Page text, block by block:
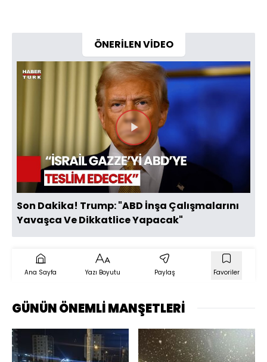
ÖNERİLEN VİDEO
Videoyu
Oynat
Son Dakika! Trump: "ABD İnşa Çalışmalarını
Yavaşca Ve Dikkatlice Yapacak"
Ana Sayfa Yazı Boyutu Paylaş Favoriler
GÜNÜN ÖNEMLİ MANŞETLERİ